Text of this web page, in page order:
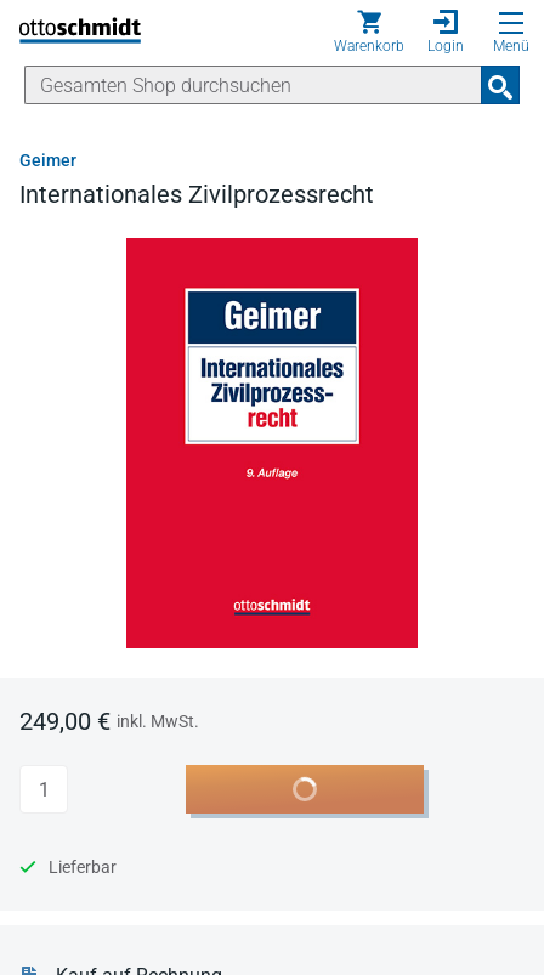
Direkt zum Inhalt
Warenkorb Login Menü
Geimer
Internationales Zivilprozessrecht
249,00 € inkl. MwSt.
Anzahl In den Warenkorb
Lieferbar